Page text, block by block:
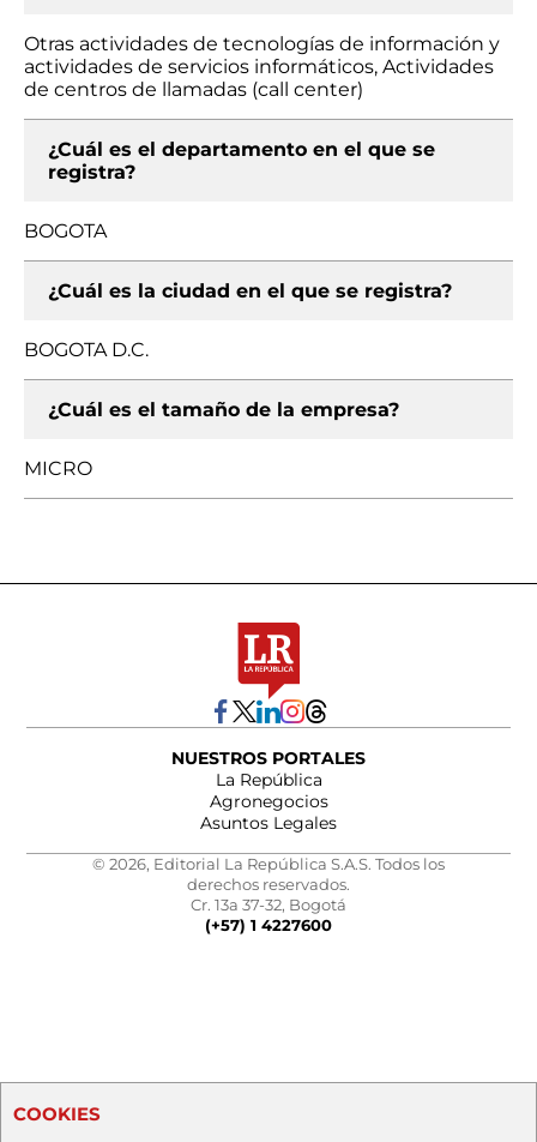
Otras actividades de tecnologías de información y
actividades de servicios informáticos, Actividades
de centros de llamadas (call center)
¿Cuál es el departamento en el que se
registra?
BOGOTA
¿Cuál es la ciudad en el que se registra?
BOGOTA D.C.
¿Cuál es el tamaño de la empresa?
MICRO
NUESTROS PORTALES
La República
Agronegocios
Asuntos Legales
© 2026, Editorial La República S.A.S. Todos los
derechos reservados.
Cr. 13a 37-32, Bogotá
(+57) 1 4227600
COOKIES